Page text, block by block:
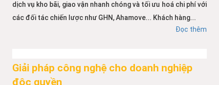
dịch vụ kho bãi, giao vận nhanh chóng và tối ưu hoá chi phí với
các đối tác chiến lược như GHN, Ahamove... Khách hàng...
Đọc thêm
Giải pháp công nghệ cho doanh nghiệp
độc quyền